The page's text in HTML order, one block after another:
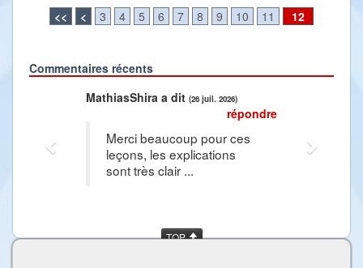
<< < 3 4 5 6 7 8 9 10 11 12
Commentaires récents
MathiasShira a dit (26 juil. 2026)
répondre
Merci beaucoup pour ces
leçons, les explications
sont très clair ...
Previous
TOP